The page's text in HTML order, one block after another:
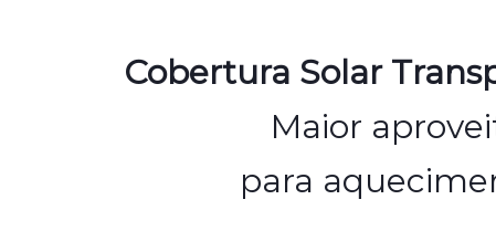
Cobertura Solar
Maior
para